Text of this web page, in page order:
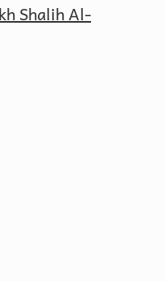
Shalih Al-